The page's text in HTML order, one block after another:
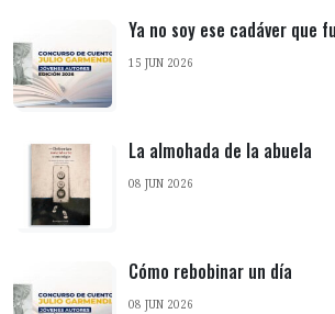
Ya no soy ese cadáver que
15 JUN 2026
La almohada de la abuela
08 JUN 2026
Cómo rebobinar un día
08 JUN 2026